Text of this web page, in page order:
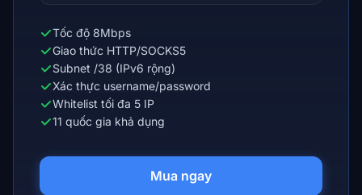
Tốc độ 8Mbps
Giao thức HTTP/SOCKS5
Subnet /38 (IPv6 rộng)
Xác thực username/password
Whitelist tối đa 5 IP
11 quốc gia khả dụng
Mua ngay